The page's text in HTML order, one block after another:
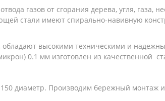
газов от сгорания дерева, угля, газа,
стали имеют спирально-навивную
высокими техническими и
0.1 мм изготовлен из качественной
диаметр. Производим бережный монтаж